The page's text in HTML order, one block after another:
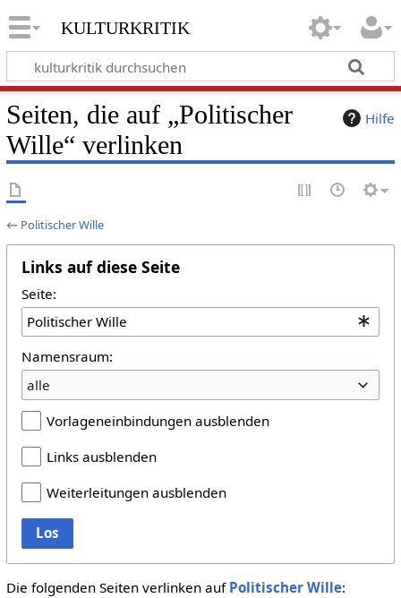
kulturkritik
Hilfe
Seiten, die auf „Politischer
Wille“ verlinken
← Politischer Wille
Links auf diese Seite
Seite:
Namensraum:
alle
Vorlageneinbindungen ausblenden
Links ausblenden
Weiterleitungen ausblenden
Los
Die folgenden Seiten verlinken auf Politischer Wille: